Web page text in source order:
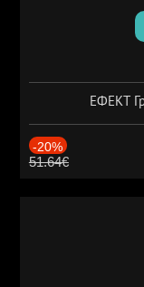
ЕФЕКТ
-20%
51.64€